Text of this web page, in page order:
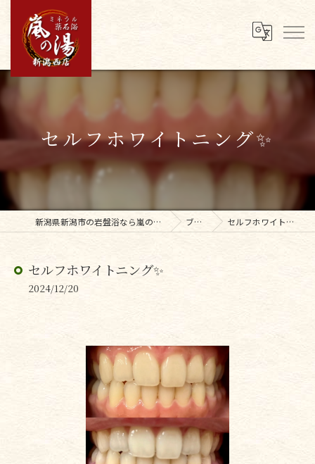
セルフホワイトニング✨️
新潟県新潟市の岩盤浴なら嵐の湯新潟西店 ブログ セルフホワイトニング✨️
セルフホワイトニング✨️
2024/12/20